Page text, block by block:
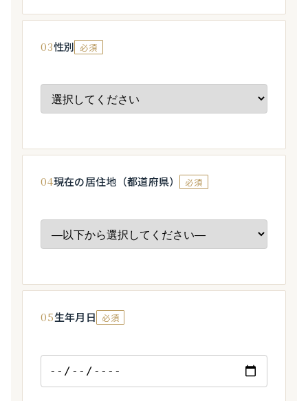
03性別 必須
04現在の居住地（都道府県） 必須
05生年月日 必須